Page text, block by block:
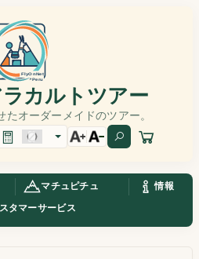
カルトツアー
オーダーメイドのツアー。
マチュピチュ
情報
タマーサービス